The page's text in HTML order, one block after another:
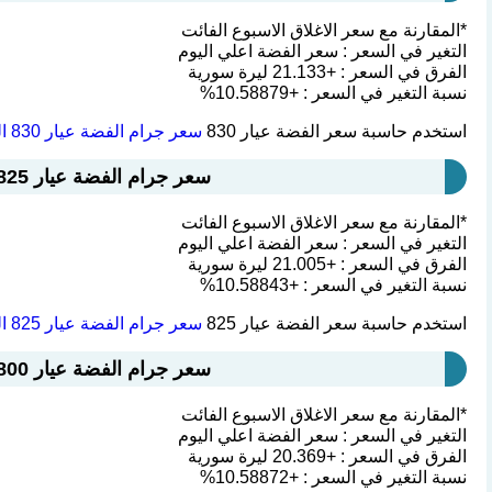
*المقارنة مع سعر الاغلاق الاسبوع الفائت
التغير في السعر : سعر الفضة اعلي اليوم
الفرق في السعر : +21.133 ليرة سورية
نسبة التغير في السعر : +10.58879%
استخدم حاسبة سعر الفضة عيار 830 سعر جرام الفضة عيار 830 اليوم سوريا
سعر جرام الفضة عيار 825 اليوم سوريا : 219.382 ليرة سورية
*المقارنة مع سعر الاغلاق الاسبوع الفائت
التغير في السعر : سعر الفضة اعلي اليوم
الفرق في السعر : +21.005 ليرة سورية
نسبة التغير في السعر : +10.58843%
استخدم حاسبة سعر الفضة عيار 825 سعر جرام الفضة عيار 825 اليوم سوريا
سعر جرام الفضة عيار 800 اليوم سوريا : 212.734 ليرة سورية
*المقارنة مع سعر الاغلاق الاسبوع الفائت
التغير في السعر : سعر الفضة اعلي اليوم
الفرق في السعر : +20.369 ليرة سورية
نسبة التغير في السعر : +10.58872%